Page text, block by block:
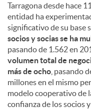
Tarragona desde hace
entidad ha
significativo de su base
socios y socias se ha
pasando de 1.562 en
volumen total de
más de ocho , pasando
millones en el mismo
modelo cooperativo de
confianza de los socios